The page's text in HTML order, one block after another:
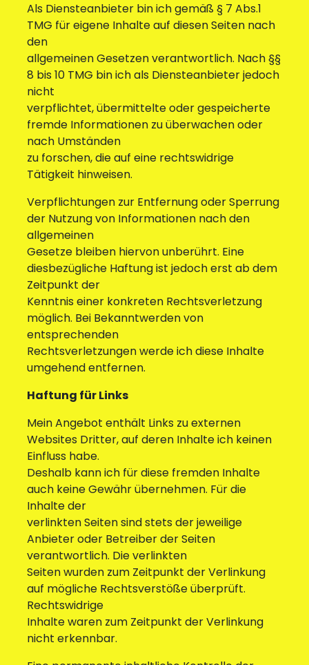
Als Diensteanbieter bin ich gemäß § 7 Abs.1
TMG für eigene Inhalte auf diesen Seiten nach
den
allgemeinen Gesetzen verantwortlich. Nach §§
8 bis 10 TMG bin ich als Diensteanbieter jedoch
nicht
verpflichtet, übermittelte oder gespeicherte
fremde Informationen zu überwachen oder
nach Umständen
zu forschen, die auf eine rechtswidrige
Tätigkeit hinweisen.
Verpflichtungen zur Entfernung oder Sperrung
der Nutzung von Informationen nach den
allgemeinen
Gesetze bleiben hiervon unberührt. Eine
diesbezügliche Haftung ist jedoch erst ab dem
Zeitpunkt der
Kenntnis einer konkreten Rechtsverletzung
möglich. Bei Bekanntwerden von
entsprechenden
Rechtsverletzungen werde ich diese Inhalte
umgehend entfernen.
Haftung für Links
Mein Angebot enthält Links zu externen
Websites Dritter, auf deren Inhalte ich keinen
Einfluss habe.
Deshalb kann ich für diese fremden Inhalte
auch keine Gewähr übernehmen. Für die
Inhalte der
verlinkten Seiten sind stets der jeweilige
Anbieter oder Betreiber der Seiten
verantwortlich. Die verlinkten
Seiten wurden zum Zeitpunkt der Verlinkung
auf mögliche Rechtsverstöße überprüft.
Rechtswidrige
Inhalte waren zum Zeitpunkt der Verlinkung
nicht erkennbar.